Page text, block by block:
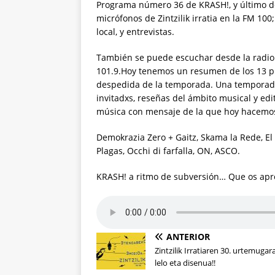
Programa número 36 de KRASH!, y último
micrófonos de Zintzilik irratia en la FM
local, y entrevistas.
También se puede escuchar desde la
101.9.Hoy tenemos un resumen de los 13
despedida de la temporada. Una
invitadxs, reseñas del ámbito musical y
música con mensaje de la que hoy
Demokrazia Zero + Gaitz, Skama la Rede,
Plagas, Occhi di farfalla, ON, ASCO.
KRASH! a ritmo de subversión… Que os
ANTERIOR
Zintzilik Irratiaren 30.
lelo eta disenua!!